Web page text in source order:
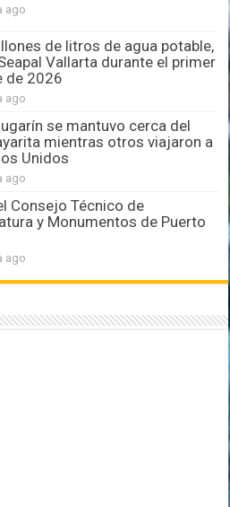
ago
de litros de agua potable,
Vallarta durante el primer
de 2026
ago
se mantuvo cerca del
mientras otros viajaron a
Unidos
ago
Consejo Técnico de
y Monumentos de Puerto
ago